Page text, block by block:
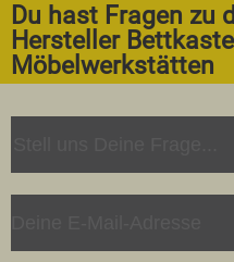
Du hast Fragen zu
Hersteller
Möbelwerkstätten